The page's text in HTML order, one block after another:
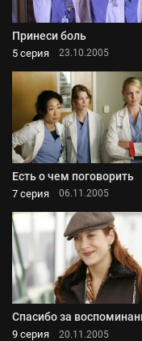
Принеси боль
5 серия 23.10.2005
Есть о чем поговорить
7 серия 06.11.2005
Спасибо за
9 серия 20.11.2005